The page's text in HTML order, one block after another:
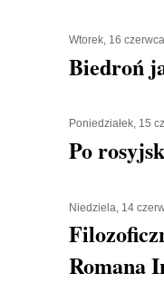
Wtorek, 16
Biedroń
Poniedziałek, 15
Po
Niedziela, 14
Romana